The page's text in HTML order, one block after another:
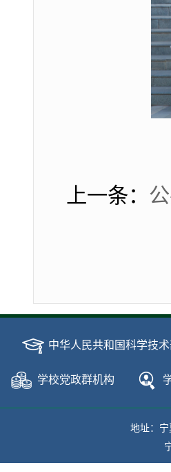
上一条：
中华人民共和国科学技
学校党政群机构
地址：